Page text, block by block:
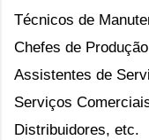
Técnicos de
Chefes de
Assistentes de
Serviços
Distribuidores, etc.